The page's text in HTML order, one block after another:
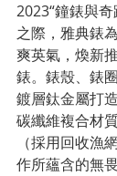
2023“鐘錶與
之際，雅典錶
爽英氣，煥新
錶。錶殼、錶
鍍層鈦金屬打
碳纖維複合材
（採用回收漁
作所蘊含的無